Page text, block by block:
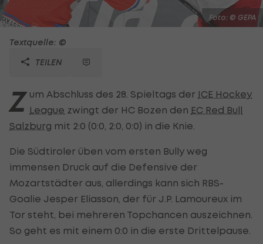
Foto: © GEPA
Textquelle: ©
TEILEN
Z um Abschluss des 28. Spieltags der ICE Hockey
League zwingt der HC Bozen den EC Red Bull
Salzburg mit 2:0 (0:0, 2:0, 0:0) in die Knie.
Die Südtiroler üben vom ersten Bully weg
immensen Druck auf die Defensive der
Mozartstädter aus, allerdings kann sich RBS-
Goalie Jesper Eliasson, der für J.P. Lamoureux im
Tor steht, bei mehreren Topchancen auszeichnen.
So geht es mit einem 0:0 in die erste Drittelpause.